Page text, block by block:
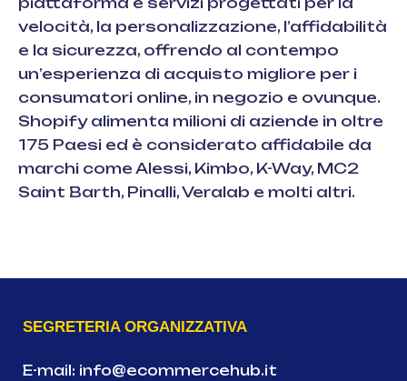
velocità, la personalizzazione, l’affidabilità
e la sicurezza, offrendo al contempo
un’esperienza di acquisto migliore per i
consumatori online, in negozio e ovunque.
Shopify alimenta milioni di aziende in oltre
175 Paesi ed è considerato affidabile da
marchi come Alessi, Kimbo, K-Way, MC2
Saint Barth, Pinalli, Veralab e molti altri.
SEGRETERIA ORGANIZZATIVA
E-mail: info@ecommercehub.it